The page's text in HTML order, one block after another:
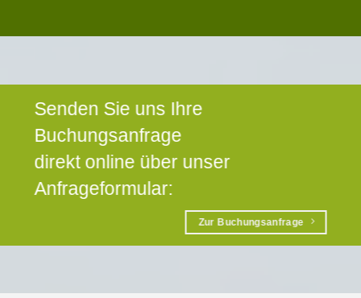
Senden Sie uns Ihre
Buchungsanfrage
direkt online über unser
Anfrageformular:
Zur Buchungsanfrage